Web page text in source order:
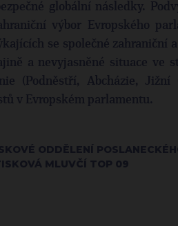
globální následky.
výbor Evropského
se společné zahraniční
a nevyjasněné situace ve
(Podněstří, Abcházie, Jižní
v Evropském parlamentu.
ODDĚLENÍ
MLUVČÍ TOP 09